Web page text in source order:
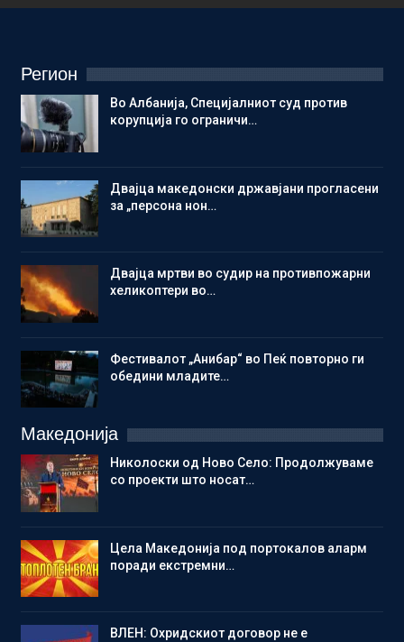
Регион
Во Албанија, Специјалниот суд против
корупција го ограничи…
Двајца македонски државјани прогласени
за „персона нон…
Двајца мртви во судир на противпожарни
хеликоптери во…
Фестивалот „Анибар“ во Пеќ повторно ги
обедини младите…
Македонија
Николоски од Ново Село: Продолжуваме
со проекти што носат…
Цела Македонија под портокалов аларм
поради екстремни…
ВЛЕН: Охридскиот договор не е